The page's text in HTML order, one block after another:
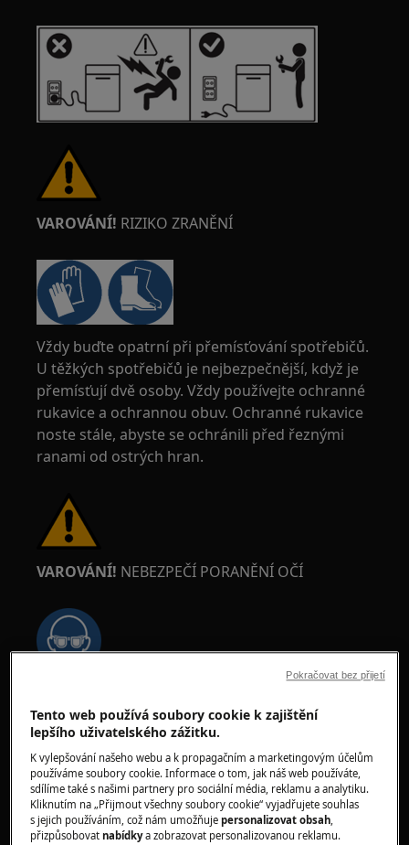
VAROVÁNÍ! RIZIKO ZRANĚNÍ
Vždy buďte opatrní při přemísťování spotřebičů.
U těžkých spotřebičů je nejbezpečnější, když je
přemísťují dvě osoby. Vždy používejte ochranné
rukavice a ochrannou obuv. Ochranné rukavice
noste stále, abyste se ochránili před řeznými
ranami od ostrých hran.
VAROVÁNÍ! NEBEZPEČÍ PORANĚNÍ OČÍ
noste ochranné brýle.
UPOZORNĚNÍ!RIZIKO PŘISKŘÍPNUTÍ
Tento web používá soubory cookie k zajištění
lepšího uživatelského zážitku.
K vylepšování našeho webu a k propagačním a marketingovým účelům
používáme soubory cookie. Informace o tom, jak náš web používáte,
sdílíme také s našimi partnery pro sociální média, reklamu a analytiku.
Kliknutím na „Přijmout všechny soubory cookie“ vyjadřujete souhlas
s jejich používáním, což nám umožňujepersonalizovat obsah,
přizpůsobovatnabídkya zobrazovat personalizovanou reklamu.
Pokračovat bez přijetí